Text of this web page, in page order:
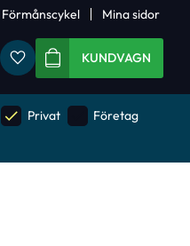
Förmånscykel Mina sidor
FavoriterKUNDVAGN
done Privat Företag